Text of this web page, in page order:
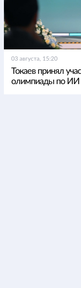
03 августа, 15:20
Токаев принял
олимпиады по ИИ